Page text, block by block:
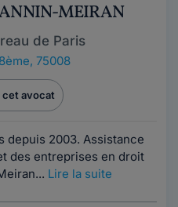
MEIRAN
de Paris
75008
avocat
depuis 2003. Assistance
des entreprises en droit
Lire la suite